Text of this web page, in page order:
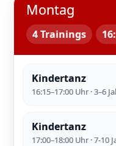
Montag
4 Trainings
Kindertanz
16:15–17:00 Uhr · 3–6
Kindertanz
17:00–18:00 Uhr · 7-10